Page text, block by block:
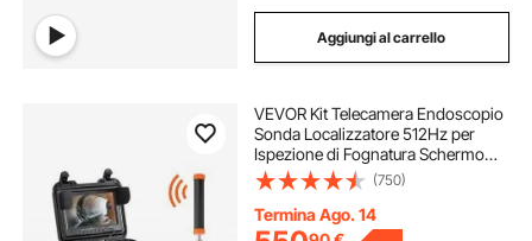
Aggiungi al carrello
VEVOR Kit Telecamera Endoscopio
Sonda Localizzatore 512Hz per
Ispezione di Fognatura Schermo
LCD Colorata 9 Pollici Cavo 91,5 m,
Telecamera Ispezione Sonda
Portatile per Tubi Angolazione
Visiva 130°
(750)
Termina Ago. 14